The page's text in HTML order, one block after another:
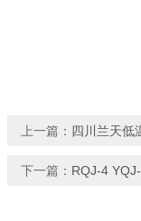
上一篇： 四川兰天低
下一篇： RQJ-4